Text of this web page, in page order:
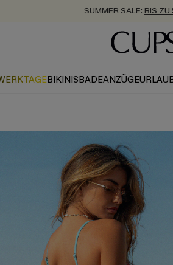
ZUM NEWSLETTER:BIS ZU -
KOSTENLOSER
BIKINISBADEANZÜGE